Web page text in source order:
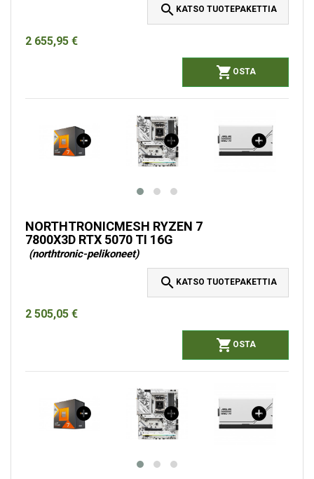
 KATSO TUOTEPAKETTIA
2 655,95 €
 OSTA
NORTHTRONICMESH RYZEN 7
7800X3D RTX 5070 TI 16G
(northtronic-pelikoneet)
 KATSO TUOTEPAKETTIA
2 505,05 €
 OSTA